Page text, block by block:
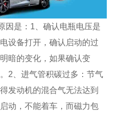
因是：1、确认电瓶电压是
设备打开，确认启动的过
暗的变化，如果确认变
2、进气管积碳过多：节气
发动机的混合气无法达到
动，不能着车，而磁力包